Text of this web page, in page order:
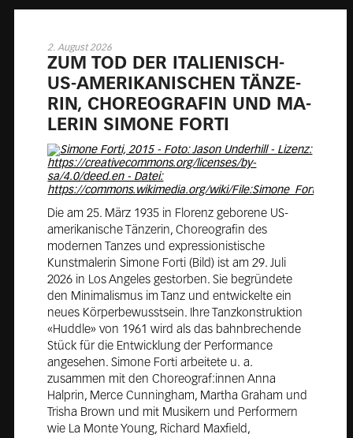
2. August 2026
ZUM TOD DER ITA­LIE­NISCH-
US-AME­RI­KA­NI­SCHEN TÄN­ZE­
RIN, CHO­REO­GRA­FIN UND MA­
LE­RIN SI­MO­NE FORTI
Die am 25. März 1935 in Florenz geborene US-
amerikanische Tänzerin, Choreografin des
modernen Tanzes und expressionistische
Kunstmalerin Simone Forti (Bild) ist am 29. Juli
2026 in Los Angeles gestorben. Sie begründete
den Minimalismus im Tanz und entwickelte ein
neues Körperbewusstsein. Ihre Tanzkonstruktion
«Huddle» von 1961 wird als das bahnbrechende
Stück für die Entwicklung der Performance
angesehen. Simone Forti arbeitete u. a.
zusammen mit den Choreograf:innen Anna
Halprin, Merce Cunningham, Martha Graham und
Trisha Brown und mit Musikern und Performern
wie La Monte Young, Richard Maxfield,